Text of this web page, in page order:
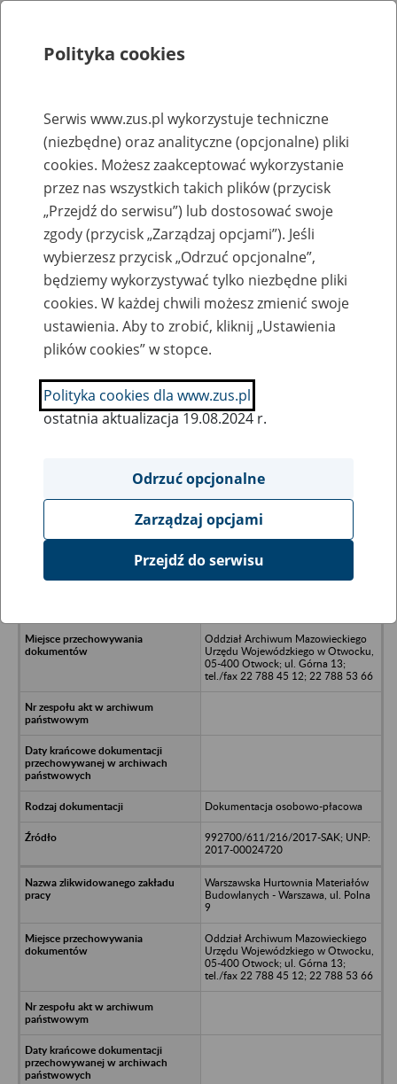
Rejestry, ewidencje i archiwa
Baza zlikwidowanych lub
przekształconych zakładów pracy
Nazwa zakładu pracy:
SZUKAJ
Ukryj wszystkie pozycje bazy
Warszawska Centrala Materiałów
Oddział Archiwum Mazowieckiego
Urzędu Wojewódzkiego w Otwocku,
05-400 Otwock; ul. Górna 13;
tel./fax 22 788 45 12; 22 788 53 66
Dokumentacja osobowo-płacowa
992700/611/216/2017-SAK; UNP:
2017-00024720
Warszawska Hurtownia Materiałów
Budowlanych - Warszawa, ul. Polna
9
Oddział Archiwum Mazowieckiego
Urzędu Wojewódzkiego w Otwocku,
05-400 Otwock; ul. Górna 13;
tel./fax 22 788 45 12; 22 788 53 66
Polityka cookies
Serwis www.zus.pl wykorzystuje techniczne
(niezbędne) oraz analityczne (opcjonalne) pliki
cookies. Możesz zaakceptować wykorzystanie
przez nas wszystkich takich plików (przycisk
„Przejdź do serwisu”) lub dostosować swoje
zgody (przycisk „Zarządzaj opcjami”). Jeśli
wybierzesz przycisk „Odrzuć opcjonalne”,
będziemy wykorzystywać tylko niezbędne pliki
cookies. W każdej chwili możesz zmienić swoje
ustawienia. Aby to zrobić, kliknij „Ustawienia
plików cookies” w stopce.
Polityka cookies dla www.zus.pl
ostatnia aktualizacja 19.08.2024 r.
Odrzuć opcjonalne
Zarządzaj opcjami
Przejdź do serwisu